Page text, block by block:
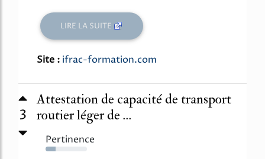
LIRE LA SUITE
Site : ifrac-formation.com
3
Attestation de capacité de transport
routier léger de ...
Pertinence
24%